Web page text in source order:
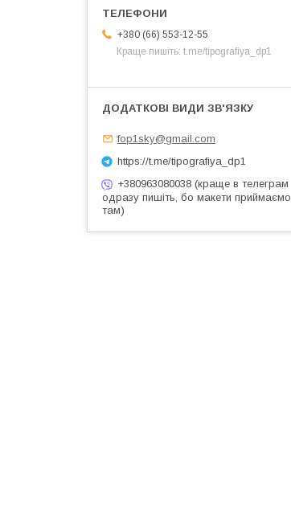
+380 (66) 553-12-55
Краще пишіть: t.me/tipografiya_dp1
fop1sky@gmail.com
https://t.me/tipografiya_dp1
+380963080038 (краще в телеграм
одразу пишіть, бо макети приймаємо
там)